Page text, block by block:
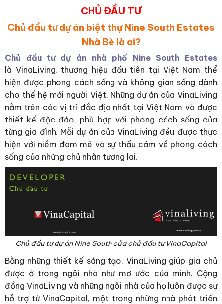
CHỦ ĐẦU TƯ
Chủ đầu tư dự án biệt thự Nine South Estates
Nhà Bè là ai?
Chủ đầu tư dự án nhà phố Nine South Estates
là VinaLiving, thương hiệu đầu tiên tại Việt Nam thể
hiện được phong cách sống và không gian sống dành
cho thế hệ mới người Việt. Những dự án của VinaLiving
nằm trên các vị trí đắc địa nhất tại Việt Nam và được
thiết kế độc đáo, phù hợp với phong cách sống của
từng gia đình. Mỗi dự án của VinaLiving đều được thực
hiện với niềm đam mê và sự thấu cảm về phong cách
sống của những chủ nhân tương lai.
Chủ đầu tư dự án Nine South của chủ đầu tư VinaCapital
Bằng những thiết kế sáng tạo, VinaLiving giúp gia chủ
được ở trong ngôi nhà như mơ ước của mình. Cộng
đồng VinaLiving và những ngôi nhà của họ luôn được sự
hỗ trợ từ VinaCapital, một trong những nhà phát triển